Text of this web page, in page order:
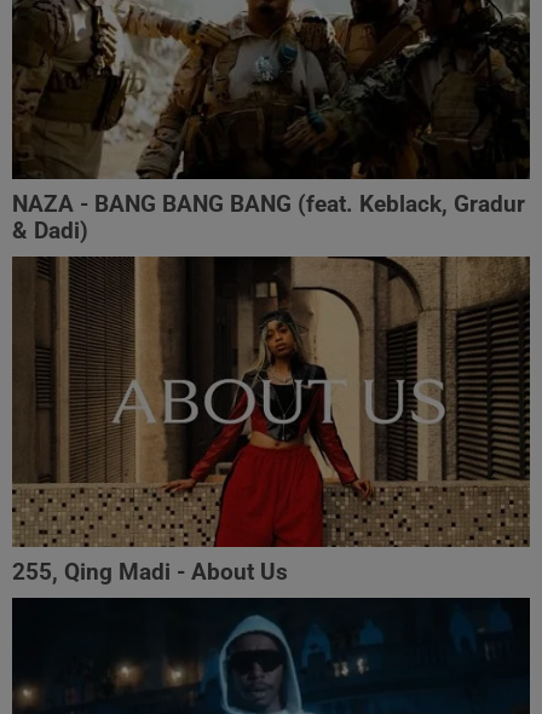
NAZA - BANG BANG BANG (feat. Keblack, Gradur
& Dadi)
255, Qing Madi - About Us